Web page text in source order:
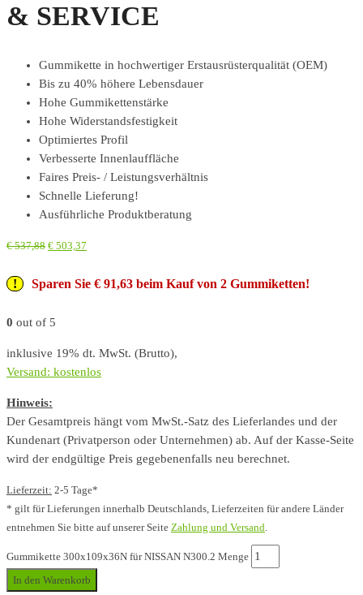
& SERVICE
Gummikette in hochwertiger Erstausrüsterqualität (OEM)
Bis zu 40% höhere Lebensdauer
Hohe Gummikettenstärke
Hohe Widerstandsfestigkeit
Optimiertes Profil
Verbesserte Innenlauffläche
Faires Preis- / Leistungsverhältnis
Schnelle Lieferung!
Ausführliche Produktberatung
€537,88 € 503,37
Sparen Sie € 91,63 beim Kauf von 2 Gummiketten!
0 out of 5
inklusive 19% dt. MwSt. (Brutto),
Versand: kostenlos
Hinweis:
Der Gesamtpreis hängt vom MwSt.-Satz des Lieferlandes und der
Kundenart (Privatperson oder Unternehmen) ab. Auf der Kasse-Seite
wird der endgültige Preis gegebenenfalls neu berechnet.
Lieferzeit: 2-5 Tage*
* gilt für Lieferungen innerhalb Deutschlands, Lieferzeiten für andere Länder
entnehmen Sie bitte auf unserer Seite Zahlung und Versand
Gummikette 300x109x36N für NISSAN N300.2 Menge
In den Warenkorb